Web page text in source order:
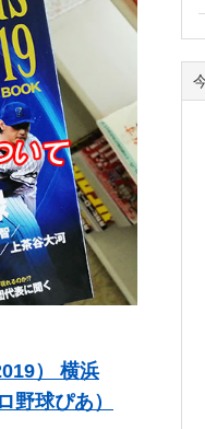
） 横浜
球ぴあ）